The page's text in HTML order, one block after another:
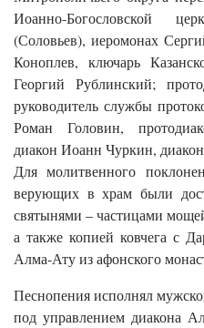
Иоанно-Богословской
(Соловьев), иеромонах
Коноплев, ключарь
Георгий Рублинский;
руководитель службы
Роман Головин,
диакон Иоанн Чуркин,
Для молитвенного
верующих в храм были
святынями – частицами
а также копией ковчега с
Алма-Ату из афонского
Песнопения исполнял
под управлением диакона